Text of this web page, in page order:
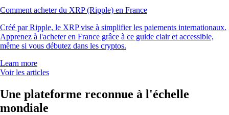
Comment acheter du XRP (Ripple) en France
Créé par Ripple, le XRP vise à simplifier les paiements internationaux.
Apprenez à l'acheter en France grâce à ce guide clair et accessible,
même si vous débutez dans les cryptos.
Learn more
Voir les articles
Une plateforme reconnue à l'échelle
mondiale